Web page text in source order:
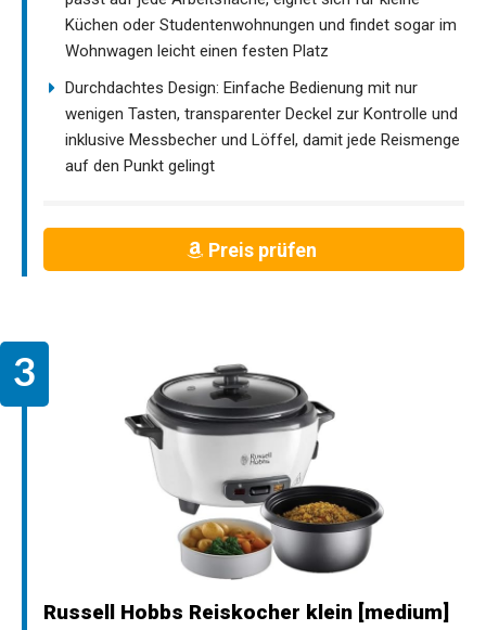
Küchen oder Studentenwohnungen und findet sogar im
Wohnwagen leicht einen festen Platz
Durchdachtes Design: Einfache Bedienung mit nur
wenigen Tasten, transparenter Deckel zur Kontrolle und
inklusive Messbecher und Löffel, damit jede Reismenge
auf den Punkt gelingt
Preis prüfen
Russell Hobbs Reiskocher klein [medium]